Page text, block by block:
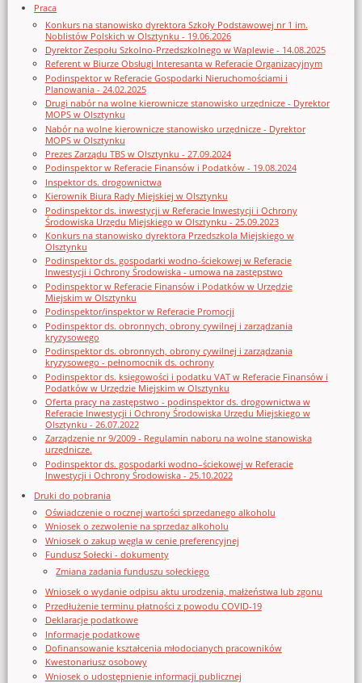
Praca
Konkurs na stanowisko dyrektora Szkoły Podstawowej nr 1 im.
Noblistów Polskich w Olsztynku - 19.06.2026
Dyrektor Zespołu Szkolno-Przedszkolnego w Waplewie - 14.08.2025
Referent w Biurze Obsługi Interesanta w Referacie Organizacyjnym
Podinspektor w Referacie Gospodarki Nieruchomościami i
Planowania - 24.02.2025
Drugi nabór na wolne kierownicze stanowisko urzędnicze - Dyrektor
MOPS w Olsztynku
Nabór na wolne kierownicze stanowisko urzędnicze - Dyrektor
MOPS w Olsztynku
Prezes Zarządu TBS w Olsztynku - 27.09.2024
Podinspektor w Referacie Finansów i Podatków - 19.08.2024
Inspektor ds. drogownictwa
Kierownik Biura Rady Miejskiej w Olsztynku
Podinspektor ds. inwestycji w Referacie Inwestycji i Ochrony
Środowiska Urzędu Miejskiego w Olsztynku - 25.09.2023
Konkurs na stanowisko dyrektora Przedszkola Miejskiego w
Olsztynku
Podinspektor ds. gospodarki wodno-ściekowej w Referacie
Inwestycji i Ochrony Środowiska - umowa na zastępstwo
Podinspektor w Referacie Finansów i Podatków w Urzędzie
Miejskim w Olsztynku
Podinspektor/inspektor w Referacie Promocji
Podinspektor ds. obronnych, obrony cywilnej i zarządzania
kryzysowego
Podinspektor ds. obronnych, obrony cywilnej i zarządzania
kryzysowego - pełnomocnik ds. ochrony
Podinspektor ds. księgowości i podatku VAT w Referacie Finansów i
Podatków w Urzędzie Miejskim w Olsztynku
Oferta pracy na zastępstwo - podinspektor ds. drogownictwa w
Referacie Inwestycji i Ochrony Środowiska Urzędu Miejskiego w
Olsztynku - 26.07.2022
Zarządzenie nr 9/2009 - Regulamin naboru na wolne stanowiska
urzędnicze.
Podinspektor ds. gospodarki wodno–ściekowej w Referacie
Inwestycji i Ochrony Środowiska - 25.10.2022
Druki do pobrania
Oświadczenie o rocznej wartości sprzedanego alkoholu
Wniosek o zezwolenie na sprzedaz alkoholu
Wniosek o zakup węgla w cenie preferencyjnej
Fundusz Sołecki - dokumenty
Zmiana zadania funduszu sołeckiego
Wniosek o wydanie odpisu aktu urodzenia, małżeństwa lub zgonu
Przedłużenie terminu płatności z powodu COVID-19
Deklaracje podatkowe
Informacje podatkowe
Dofinansowanie kształcenia młodocianych pracowników
Kwestonariusz osobowy
Wniosek o udostępnienie informacji publicznej